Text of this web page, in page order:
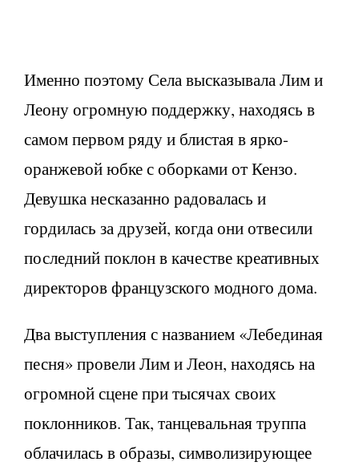
Именно поэтому Села высказывала Лим и
Леону огромную поддержку, находясь в
самом первом ряду и блистая в ярко-
оранжевой юбке с оборками от Кензо.
Девушка несказанно радовалась и
гордилась за друзей, когда они отвесили
последний поклон в качестве креативных
директоров французского модного дома.
Два выступления с названием «Лебединая
песня» провели Лим и Леон, находясь на
огромной сцене при тысячах своих
поклонников. Так, танцевальная труппа
облачилась в образы, символизирующее